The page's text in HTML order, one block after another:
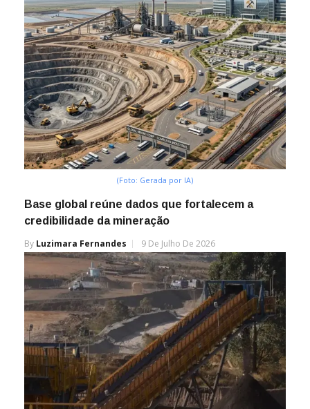
(Foto: Gerada por IA)
Base global reúne dados que fortalecem a
credibilidade da mineração
By Luzimara Fernandes 9 De Julho De 2026